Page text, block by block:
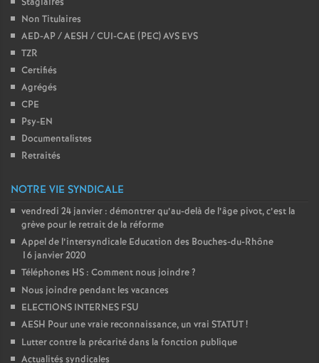
Non Titulaires
AED-AP / AESH / CUI-CAE (PEC) AVS EVS
TZR
Certifiés
Agrégés
CPE
Psy-EN
Documentalistes
Retraités
NOTRE VIE SYNDICALE
vendredi 24 janvier : démontrer qu’au-delà de l’âge pivot, c’est la
grève pour le retrait de la réforme
Appel de l’intersyndicale Education des Bouches-du-Rhône
16 janvier 2020
Téléphones HS : Comment nous joindre?
Nous joindre pendant les vacances
ELECTIONS INTERNES FSU
AESH Pour une vraie reconnaissance, un vrai STATUT!
Lutter contre la précarité dans la fonction publique
Actualités syndicales